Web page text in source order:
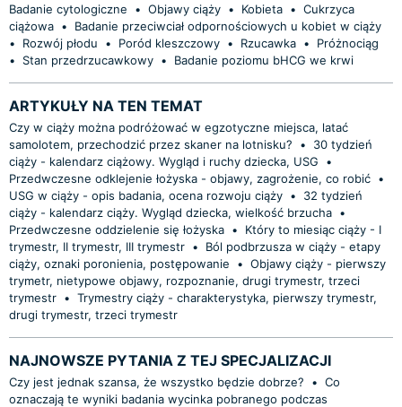
Badanie cytologiczne
• Objawy ciąży • Kobieta • Cukrzyca
ciążowa •
Badanie przeciwciał odpornościowych u kobiet w ciąży
•
Rozwój płodu • Poród kleszczowy • Rzucawka •
Próżnociąg
•
Stan przedrzucawkowy • Badanie poziomu bHCG we krwi
ARTYKUŁY NA TEN TEMAT
Czy w ciąży można podróżować w egzotyczne miejsca, latać
samolotem, przechodzić przez skaner na lotnisku?
•
30 tydzień
ciąży - kalendarz ciążowy. Wygląd i ruchy dziecka, USG
•
Przedwczesne odklejenie łożyska - objawy, zagrożenie, co robić •
USG w ciąży - opis badania, ocena rozwoju ciąży •
32 tydzień
ciąży - kalendarz ciąży. Wygląd dziecka, wielkość brzucha •
Przedwczesne oddzielenie się łożyska •
Który to miesiąc ciąży - I
trymestr, II trymestr, III trymestr •
Ból podbrzusza w ciąży - etapy
ciąży, oznaki poronienia, postępowanie
• Objawy ciąży - pierwszy
trymetr, nietypowe objawy, rozpoznanie, drugi trymestr, trzeci
trymestr • Trymestry ciąży - charakterystyka, pierwszy trymestr,
drugi trymestr, trzeci trymestr
NAJNOWSZE PYTANIA Z TEJ SPECJALIZACJI
Czy jest jednak szansa, że wszystko będzie dobrze? • Co
oznaczają te wyniki badania wycinka pobranego podczas